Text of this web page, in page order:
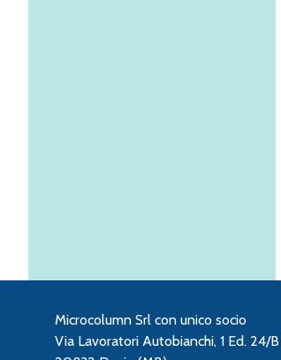
Microcolumn Srl con unico socio
Via Lavoratori Autobianchi, 1 Ed. 24/B